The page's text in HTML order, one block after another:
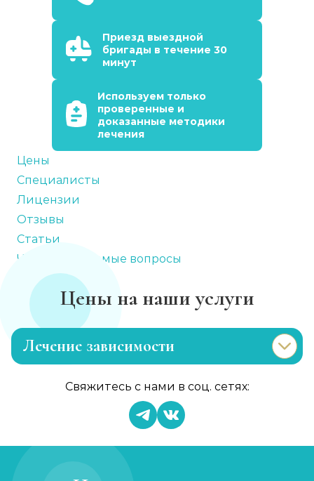
Приезд выездной
бригады в течение 30
минут
Используем только
проверенные и
доказанные методики
лечения
Цены
Специалисты
Лицензии
Отзывы
Статьи
Часто задаваемые вопросы
Цены на наши услуги
Лечение зависимости
Свяжитесь с нами в соц. сетях: